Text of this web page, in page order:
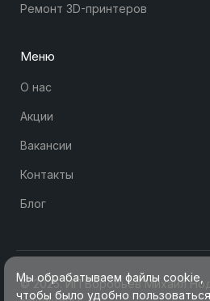
Ремонт 3D-принтеров
Меню
О нас
Акции
Вакансии
Контакты
Блог
© 2025. ИП Воробьев Михаил
Мы обрабатываем файлы cookie,
чтобы было удобно пользоваться